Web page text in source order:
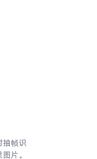
抽帧识
片。